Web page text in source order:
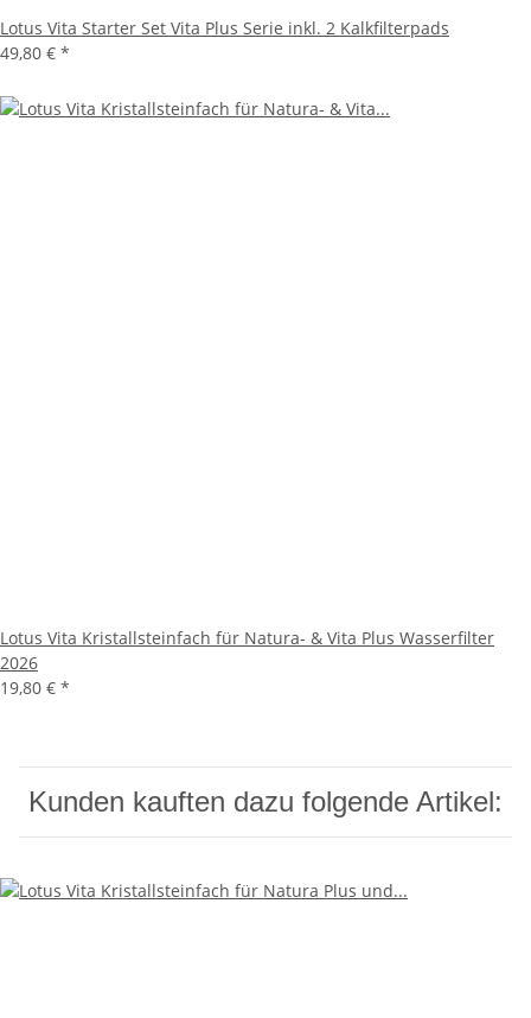
Lotus Vita Starter Set Vita Plus Serie inkl. 2 Kalkfilterpads
49,80 € *
Lotus Vita Kristallsteinfach für Natura- & Vita Plus Wasserfilter
2026
19,80 € *
Kunden kauften dazu folgende Artikel: